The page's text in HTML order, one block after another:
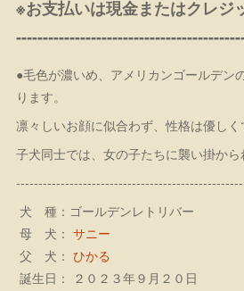
※お支払いは現金またはクレジ
●毛色が濃いめ、アメリカンゴールデン
ります。
凛々しいお顔に似合わず、性格は優しく
子犬同士では、女の子たちに襲い掛か
犬 種：ゴールデンレトリバー
母 犬：サニー
父 犬：ひかる
誕生日： ２０２３年９月２０日